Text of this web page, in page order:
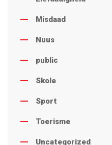
Misdaad
Nuus
public
Skole
Sport
Toerisme
Uncategorized